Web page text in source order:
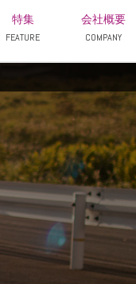
特集
FEATURE
会社概要
COMPANY